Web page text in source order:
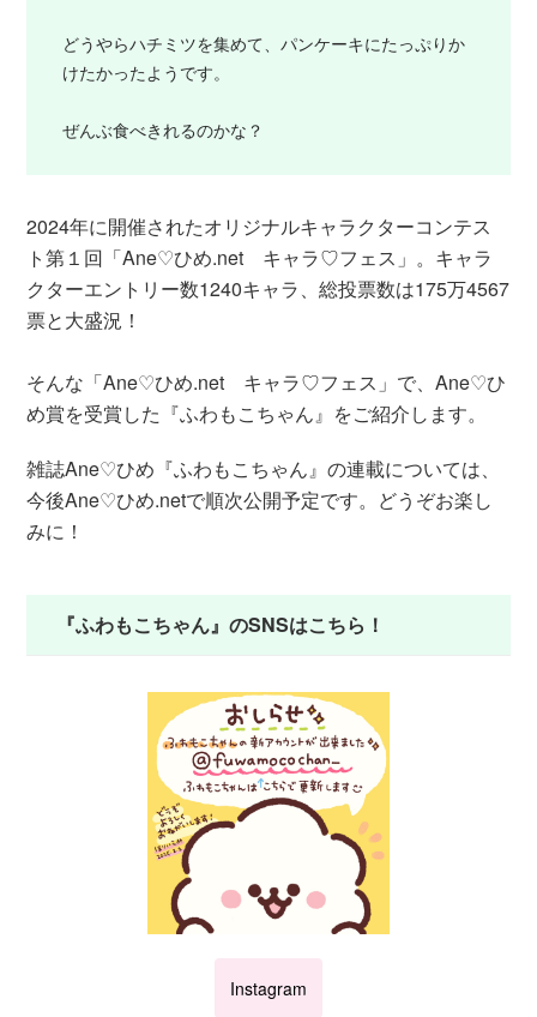
どうやらハチミツを集めて、パンケーキにたっぷりか
けたかったようです。
ぜんぶ食べきれるのかな？
2024年に開催されたオリジナルキャラクターコンテス
ト第１回「Ane♡ひめ.net キャラ♡フェス」。キャラ
クターエントリー数1240キャラ、総投票数は175万4567
票と大盛況！
そんな「Ane♡ひめ.net キャラ♡フェス」で、Ane♡ひ
め賞を受賞した『ふわもこちゃん』をご紹介します。
雑誌Ane♡ひめ『ふわもこちゃん』の連載については、
今後Ane♡ひめ.netで順次公開予定です。どうぞお楽し
みに！
『ふわもこちゃん』のSNSはこちら！
Instagram